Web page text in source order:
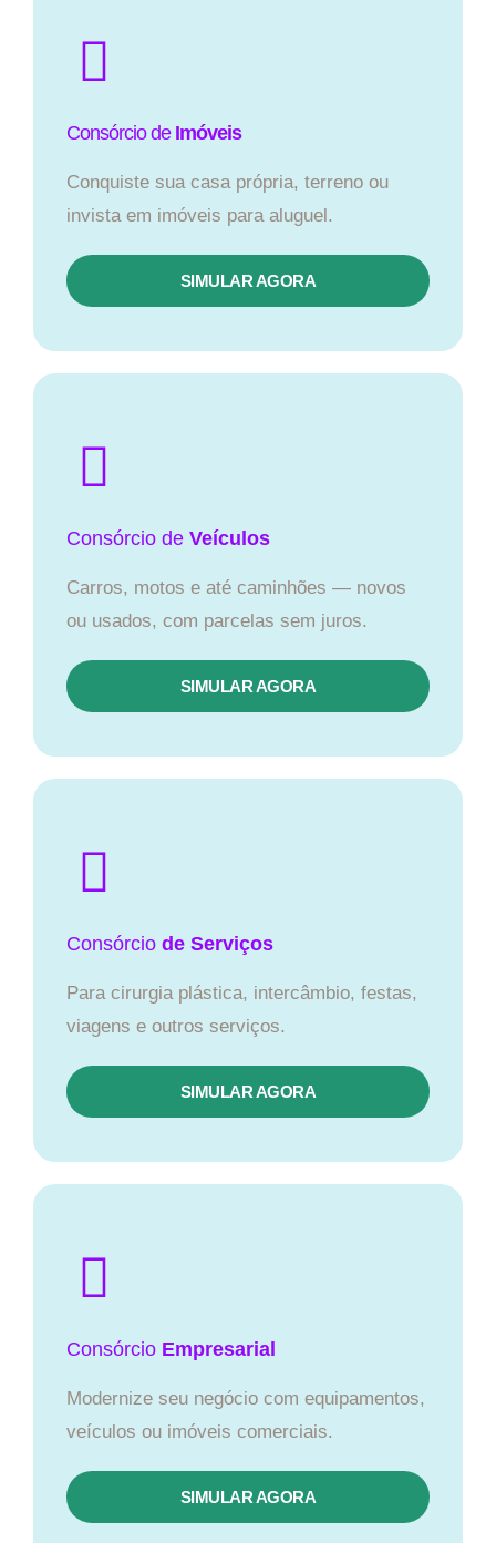
Consórcio de Imóveis
Conquiste sua casa própria, terreno ou
invista em imóveis para aluguel.
SIMULAR AGORA​
Consórcio de Veículos
Carros, motos e até caminhões — novos
ou usados, com parcelas sem juros.
SIMULAR AGORA
Consórcio de Serviços
Para cirurgia plástica, intercâmbio, festas,
viagens e outros serviços.
SIMULAR AGORA
Consórcio Empresarial
Modernize seu negócio com equipamentos,
veículos ou imóveis comerciais.
SIMULAR AGORA